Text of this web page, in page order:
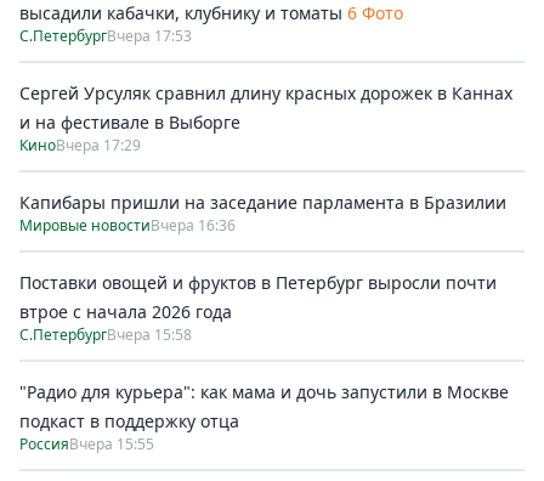
высадили кабачки, клубнику и томаты 6 Фото
С.ПетербургВчера 17:53
Сергей Урсуляк сравнил длину красных дорожек в Каннах
и на фестивале в Выборге
КиноВчера 17:29
Капибары пришли на заседание парламента в Бразилии
Мировые новостиВчера 16:36
Поставки овощей и фруктов в Петербург выросли почти
втрое с начала 2026 года
С.ПетербургВчера 15:58
"Радио для курьера": как мама и дочь запустили в Москве
подкаст в поддержку отца
РоссияВчера 15:55